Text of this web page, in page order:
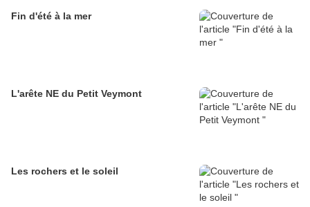
Fin d'été à la mer
L'arête NE du Petit Veymont
Les rochers et le soleil